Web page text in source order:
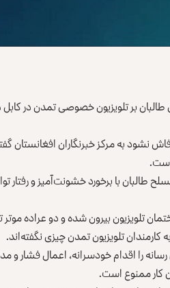
بر تلویزیون خصوصی تمدن در کابل
با برخورد خشونت‌آمیز و رفتار
تلویزیون بیرون شده و دو عراده موتر
کارمندان تلویزیون تمدن چیزی نگفته‌اند.
را اقدام خودسرانه، اعمال فشار و
کار ممنوع است.